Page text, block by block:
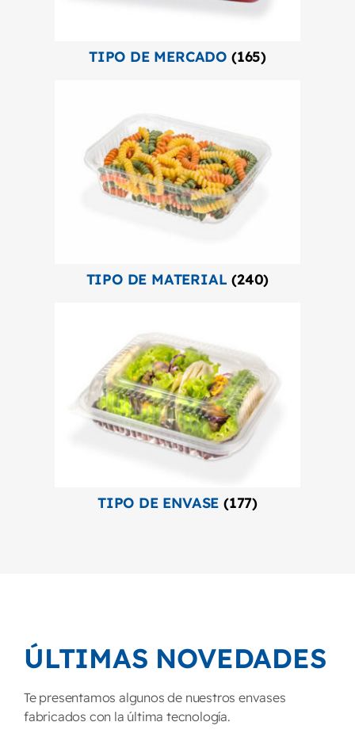
TIPO DE MERCADO (165)
TIPO DE MATERIAL(240)
TIPO DE ENVASE (177)
ÚLTIMAS NOVEDADES
Te presentamos algunos de nuestros envases
fabricados con la última tecnología.